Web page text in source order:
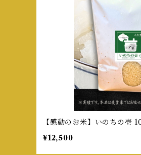
【感動のお米】いのちの壱
¥12,500